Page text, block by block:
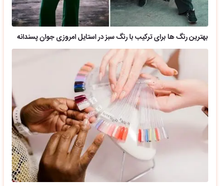
بهترین رنگ ها برای ترکیب با رنگ سبز در استایل امروزی جوان پسندانه